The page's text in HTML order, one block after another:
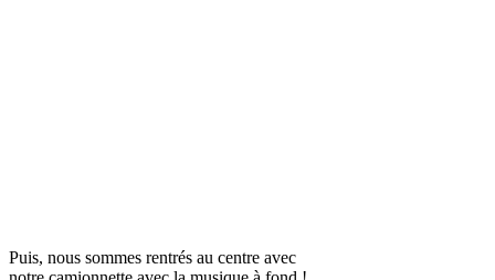
Puis, nous sommes rentrés au centre avec